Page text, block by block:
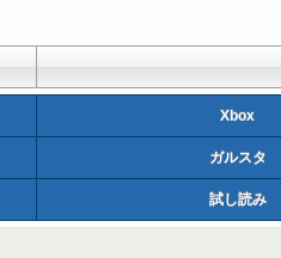
Xbox
ガルスタ
試し読み